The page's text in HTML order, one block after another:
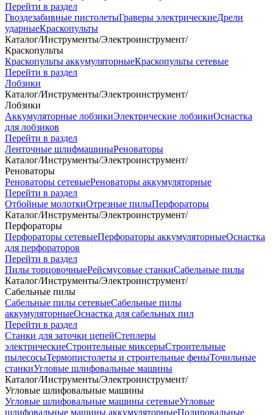
Перейти в раздел
Гвоздезабивные пистолетыГраверы электрическиеДрели
ударныеКраскопульты
Каталог/Инструменты/Электроинструмент/
Краскопульты
Краскопульты аккумуляторныеКраскопульты сетевые
Перейти в раздел
Лобзики
Каталог/Инструменты/Электроинструмент/
Лобзики
Аккумуляторные лобзикиЭлектрические лобзикиОснастка
для лобзиков
Перейти в раздел
Ленточные шлифмашиныРеноваторы
Каталог/Инструменты/Электроинструмент/
Реноваторы
Реноваторы сетевыеРеноваторы аккумуляторные
Перейти в раздел
Отбойные молоткиОтрезные пилыПерфораторы
Каталог/Инструменты/Электроинструмент/
Перфораторы
Перфораторы сетевыеПерфораторы аккумуляторныеОснастка
для перфораторов
Перейти в раздел
Пилы торцовочныеРейсмусовые станкиСабельные пилы
Каталог/Инструменты/Электроинструмент/
Сабельные пилы
Сабельные пилы сетевыеСабельные пилы
аккумуляторныеОснастка для сабельных пил
Перейти в раздел
Станки для заточки цепейСтеплеры
электрическиеСтроительные миксерыСтроительные
пылесосыТермопистолеты и строительные феныТочильные
станкиУгловые шлифовальные машины
Каталог/Инструменты/Электроинструмент/
Угловые шлифовальные машины
Угловые шлифовальные машины сетевыеУгловые
шлифовальные машины аккумуляторныеПолировальные